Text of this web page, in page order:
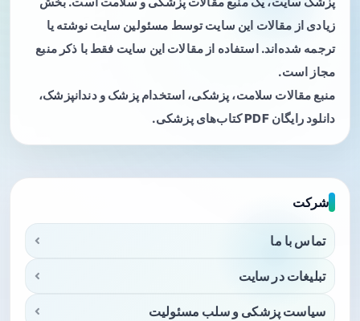
زیادی از مقالات این سایت توسط مسئولین سایت نوشته یا
ترجمه شده‌اند. استفاده از مقالات این سایت فقط با ذکر منبع
مجاز است.
منبع مقالات سلامت، پزشکی، استخدام پزشک و دندانپزشک،
دانلود رایگان PDF کتاب‌های پزشکی.
شرکت
تماس با ما
تبلیغات در سایت
سیاست پزشکی و سلب مسئولیت